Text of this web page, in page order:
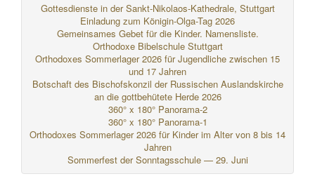
Gottesdienste in der Sankt-Nikolaos-Kathedrale, Stuttgart
Einladung zum Königin-Olga-Tag 2026
Gemeinsames Gebet für die Kinder. Namensliste.
Orthodoxe Bibelschule Stuttgart
Orthodoxes Sommerlager 2026 für Jugendliche zwischen 15
und 17 Jahren
Botschaft des Bischofskonzil der Russischen Auslandskirche
an die gottbehütete Herde 2026
360° x 180° Panorama-2
360° x 180° Panorama-1
Orthodoxes Sommerlager 2026 für Kinder im Alter von 8 bis 14
Jahren
Sommerfest der Sonntagsschule — 29. Juni